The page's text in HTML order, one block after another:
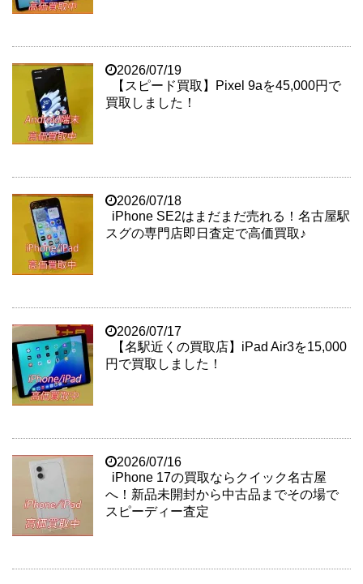
2026/07/19
【スピード買取】Pixel 9aを45,000円で
買取しました！
2026/07/18
iPhone SE2はまだまだ売れる！名古屋駅
スグの専門店即日査定で高価買取♪
2026/07/17
【名駅近くの買取店】iPad Air3を15,000
円で買取しました！
2026/07/16
iPhone 17の買取ならクイック名古屋
へ！新品未開封から中古品までその場で
スピーディー査定